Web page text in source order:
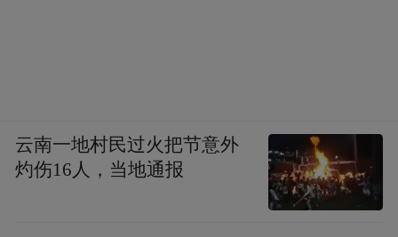
云南一地村民过火把节意外
灼伤16人，当地通报